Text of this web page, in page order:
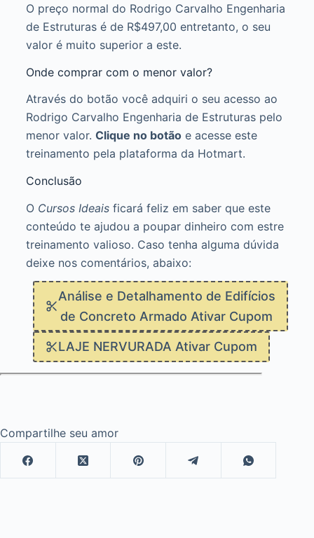
O preço normal do Rodrigo Carvalho Engenharia
de Estruturas é de R$497,00 entretanto, o seu
valor é muito superior a este.
Onde comprar com o menor valor?
Através do botão você adquiri o seu acesso ao
Rodrigo Carvalho Engenharia de Estruturas pelo
menor valor. Clique no botãoe acesse este
treinamento pela plataforma da Hotmart.
Conclusão
O Cursos Ideaisficará feliz em saber que este
conteúdo te ajudou a poupar dinheiro com estre
treinamento valioso. Caso tenha alguma dúvida
deixe nos comentários, abaixo:
Análise e Detalhamento de Edifícios
de Concreto Armado Ativar Cupom
LAJE NERVURADA Ativar Cupom
Compartilhe seu amor